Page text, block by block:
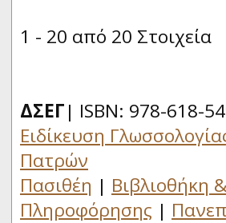
1 - 20 από 20 Στοιχεία
ΔΣΕΓ| ISBN: 978-618-
Ειδίκευση
Πατρών
Πασιθέη | Βιβλιοθήκη
Πληροφόρησης |